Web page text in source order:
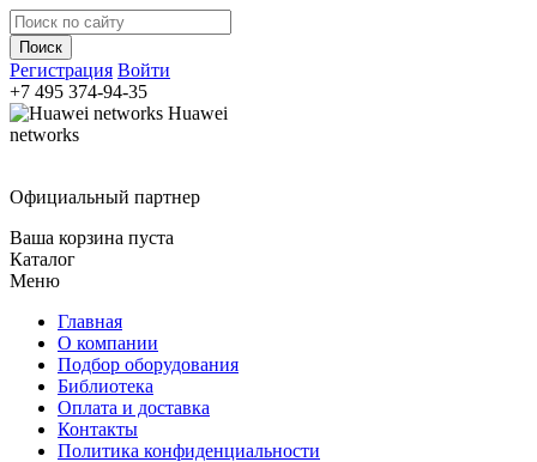
Регистрация Войти
+7 495 374-94-35
Huawei
networks
Официальный партнер
Ваша корзина пуста
Каталог
Меню
Главная
О компании
Подбор оборудования
Библиотека
Оплата и доставка
Контакты
Политика конфиденциальности